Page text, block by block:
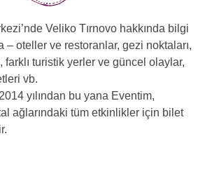
Veliko Tırnovo hakkında bilgi
oteller ve restoranlar, gezi noktaları,
farklı turistik yerler ve güncel olaylar,
vb.
yılından bu yana Eventim,
ağlarındaki tüm etkinlikler için bilet